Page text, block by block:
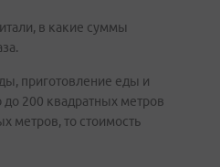
в какие суммы
приготовление еды и
200 квадратных метров
метров, то стоимость